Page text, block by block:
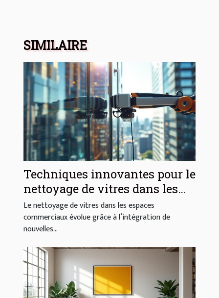
SIMILAIRE
Techniques innovantes pour le
nettoyage de vitres dans les
espaces commerciaux
Le nettoyage de vitres dans les espaces
commerciaux évolue grâce à l’intégration de
nouvelles...